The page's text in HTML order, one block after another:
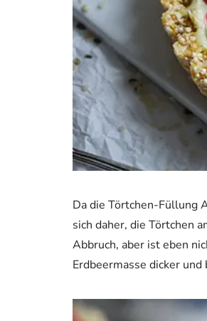
Da die Törtchen-Füllung
sich daher, die Törtchen
Abbruch, aber ist eben
Erdbeermasse dicker